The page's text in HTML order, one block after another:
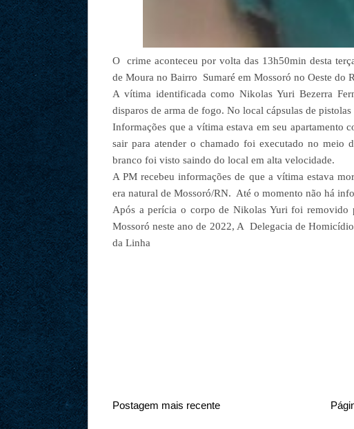
O crime aconteceu por volta das 13h50min desta
de Moura no Bairro Sumaré em Mossoró no Oeste do
A vítima identificada como Nikolas Yuri Bezerra
disparos de arma de fogo. No local cápsulas de
Informações que a vítima estava em seu apartamento
sair para atender o chamado foi executado no meio
branco foi visto saindo do local em alta velocidade.
A PM recebeu informações de que a vítima estava
era natural de Mossoró/RN. Até o momento não há
Após a perícia o corpo de Nikolas Yuri foi removido
Mossoró neste ano de 2022, A Delegacia de
da Linha
Postagem mais recente